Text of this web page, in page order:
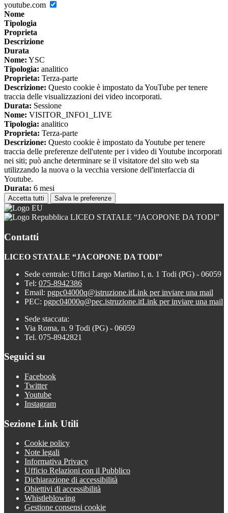
youtube.com
Nome
Tipologia
Proprieta
Descrizione
Durata
Nome: YSC
Tipologia: analitico
Proprieta: Terza-parte
Descrizione: Questo cookie è impostato da YouTube per tenere
traccia delle visualizzazioni dei video incorporati.
Durata: Sessione
Nome: VISITOR_INFO1_LIVE
Tipologia: analitico
Proprieta: Terza-parte
Descrizione: Questo cookie è impostato da Youtube per tenere
traccia delle preferenze dell'utente per i video di Youtube incorporati
nei siti; può anche determinare se il visitatore del sito web sta
utilizzando la nuova o la vecchia versione dell'interfaccia di
Youtube.
Durata: 6 mesi
Accetta tutti Salva le preferenze
LICEO STATALE “JACOPONE DA TODI”
Contatti
LICEO STATALE “JACOPONE DA TODI”
Sede centrale: Uffici Largo Martino I, n. 1 Todi (PG) - 06059
Tel: 075-8942386
Email: pgpc04000q@istruzione.itLink per inviare una mail
PEC: pgpc04000q@pec.istruzione.itLink per inviare una mail
Sede staccata:
Via Roma, n. 9 Todi (PG) - 06059
Tel. 075-8942821
Seguici su
Facebook
Twitter
Youtube
Instagram
Sezione Link Utili
Cookie policy
Note legali
Informativa Privacy
Ufficio Relazioni con il Pubblico
Dichiarazione di accessibilità
Obiettivi di accessibilità
Whistleblowing
Gestione consensi cookie